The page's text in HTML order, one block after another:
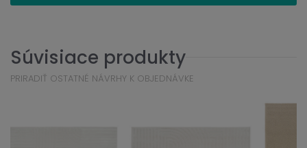
Súvisiace produkty
PRIRADIŤ OSTATNÉ NÁVRHY K OBJEDNÁVKE